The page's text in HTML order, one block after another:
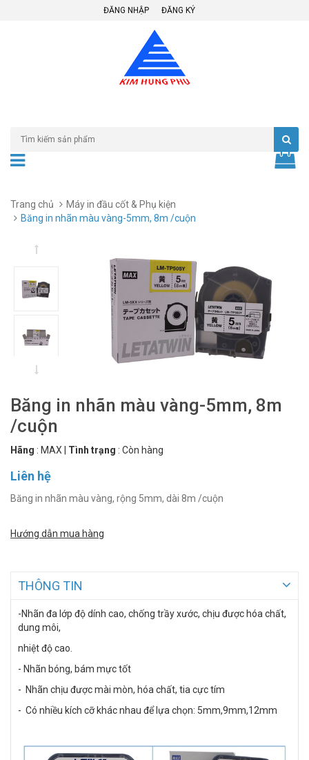
ĐĂNG NHẬP ĐĂNG KÝ
Trang chủ
Máy in đầu cốt & Phụ kiện
Băng in nhãn màu vàng-5mm, 8m /cuộn
Băng in nhãn màu vàng-5mm, 8m
/cuộn
Hãng : MAX Tình trạng : Còn hàng
Liên hệ
Băng in nhãn màu vàng, rộng 5mm, dài 8m /cuộn
Hướng dẫn mua hàng
THÔNG TIN
-Nhãn đa lớp độ dính cao, chống trầy xước, chịu được hóa chất,
dung môi,
nhiệt độ cao.
- Nhãn bóng, bám mực tốt
- Nhãn chịu được mài mòn, hóa chất, tia cực tím
- Có nhiều kích cỡ khác nhau để lựa chọn: 5mm,9mm,12mm